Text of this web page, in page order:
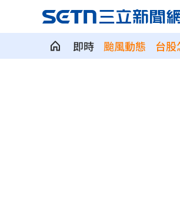
即時 颱風動態 台股